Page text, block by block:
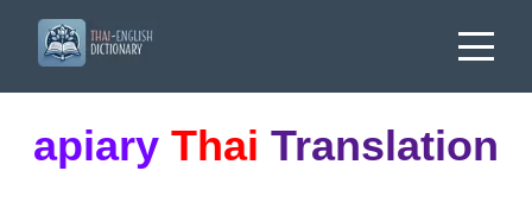
apiary Thai Translation